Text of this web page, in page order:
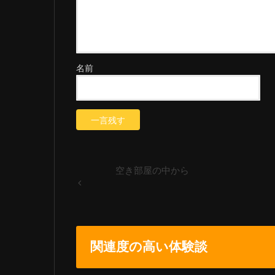
名前
空き部屋の中から
関連度の高い体験談